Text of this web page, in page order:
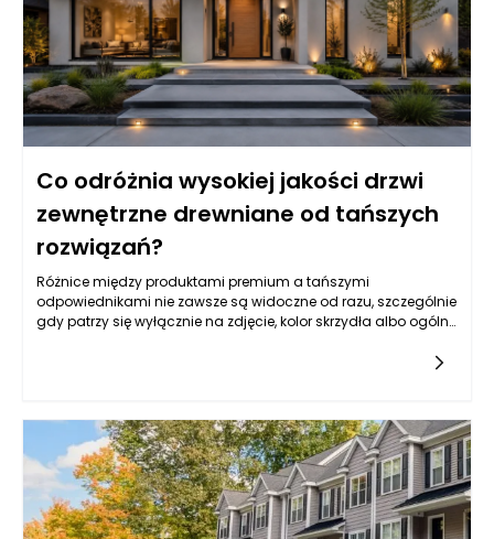
Co odróżnia wysokiej jakości drzwi
zewnętrzne drewniane od tańszych
rozwiązań?
Różnice między produktami premium a tańszymi
odpowiednikami nie zawsze są widoczne od razu, szczególnie
gdy patrzy się wyłącznie na zdjęcie, kolor skrzydła albo ogólny
precyzji wykonania. Tańsze rozwiązania często kuszą niższą
ceną, jednak mogą oznaczać kompromisy w zakresie
trwałości, odporności na wilgoć, szczelności, jakości okuć czy
żywotności powłoki ochronnej. W praktyce drzwi wejściowe są
intensywnie eksploatowane każdego dnia, a jednocześnie
muszą radzić sobie z deszczem, mrozem, słońcem, zmianami